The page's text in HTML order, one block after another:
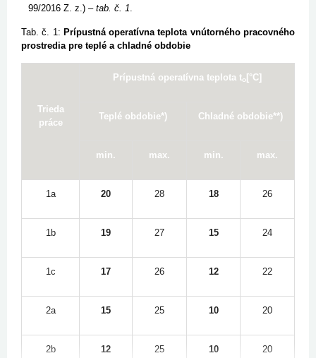
99/2016 Z. z.) –tab. č. 1
Tab. č. 1: Prípustná operatívna teplota vnútorného pracovného
prostredia pre teplé a chladné obdobie
Trieda
práce
Prípustná operatívna teplota to [°C]
Teplé obdobie*) Chladné obdobie**)
min. max. min. max.
1a 20 28 18 26
1b 19 27 15 24
1c 17 26 12 22
2a 15 25 10 20
2b 12 25 10 20